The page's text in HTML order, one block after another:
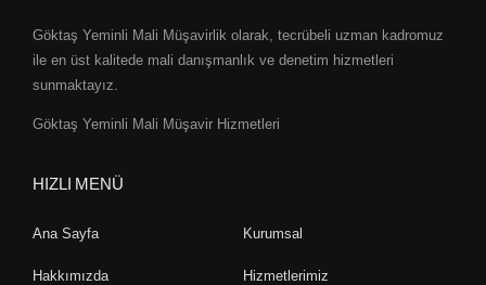
Göktaş Yeminli Mali Müşavirlik olarak, tecrübeli uzman kadromuz
ile en üst kalitede mali danışmanlık ve denetim hizmetleri
sunmaktayız.
Göktaş Yeminli Mali Müşavir Hizmetleri
HIZLI MENÜ
Ana Sayfa Kurumsal
Hakkımızda Hizmetlerimiz